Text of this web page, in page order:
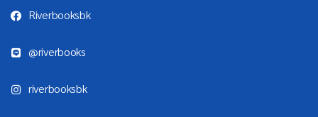
Riverbooksbk
@riverbooks
riverbooksbk